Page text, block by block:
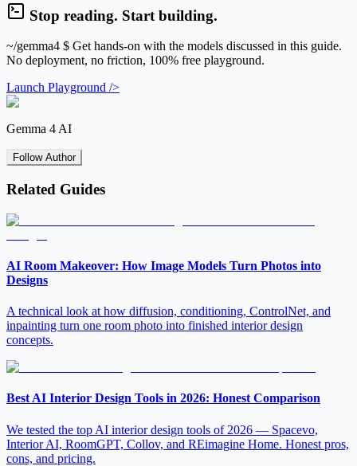
Stop reading. Start building.
~/gemma4 $ Get hands-on with the models discussed in this guide.
No deployment, no friction, 100% free playground.
Launch Playground />
Gemma 4 AI
Follow Author
Related Guides
AI Room Makeover: How Image Models Turn Photos into
Designs
A technical look at how diffusion, conditioning, ControlNet, and
inpainting turn one room photo into finished interior design
concepts.
Best AI Interior Design Tools in 2026: Honest Comparison
We tested the top AI interior design tools of 2026 — Spacevo,
Interior AI, RoomGPT, Collov, and REimagine Home. Honest pros,
cons, and pricing.